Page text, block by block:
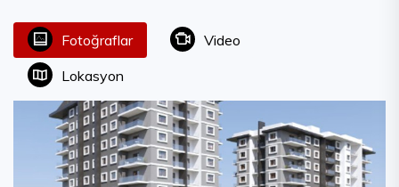
Fotoğraflar
Video
Lokasyon